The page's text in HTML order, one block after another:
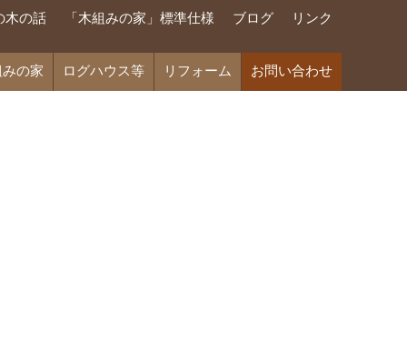
木の話 「木組みの家」標準仕様 ブログ リンク
の家 ログハウス等 リフォーム お問い合わせ